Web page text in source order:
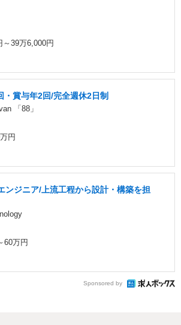
～39万6,000円
・賞与年2回/完全週休2日制
「88」
円
ンジニア/上流工程から設計・構築を担
60万円
Sponsored by